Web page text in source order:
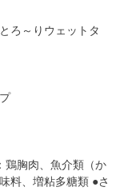
ろ～りウェットタ
鶏胸肉、魚介類（か
料、増粘多糖類 ●さ